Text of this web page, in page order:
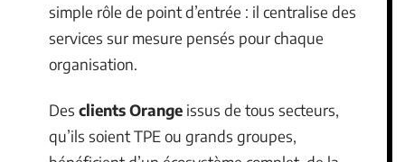
simple rôle de point d’entrée : il centralise des
services sur mesure pensés pour chaque
organisation.
Des clients Orange issus de tous secteurs,
qu’ils soient TPE ou grands groupes,